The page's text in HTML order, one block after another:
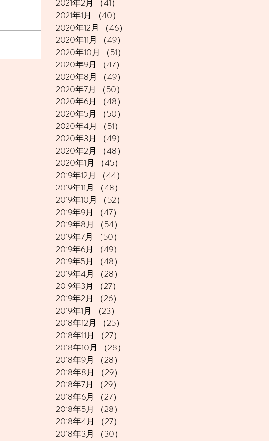
2021年2月
（41）
2021年1月
（40）
2020年12月
（46）
2020年11月
（49）
2020年10月
（51）
2020年9月
（47）
2020年8月
（49）
2020年7月
（50）
2020年6月
（48）
2020年5月
（50）
2020年4月
（51）
2020年3月
（49）
2020年2月
（48）
2020年1月
（45）
2019年12月
（44）
2019年11月
（48）
2019年10月
（52）
2019年9月
（47）
2019年8月
（54）
2019年7月
（50）
2019年6月
（49）
2019年5月
（48）
2019年4月
（28）
2019年3月
（27）
2019年2月
（26）
2019年1月
（23）
2018年12月
（25）
2018年11月
（27）
2018年10月
（28）
2018年9月
（28）
2018年8月
（29）
2018年7月
（29）
2018年6月
（27）
2018年5月
（28）
2018年4月
（27）
2018年3月
（30）